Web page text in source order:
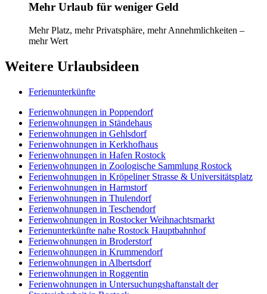
Mehr Urlaub für weniger Geld
Mehr Platz, mehr Privatsphäre, mehr Annehmlichkeiten –
mehr Wert
Weitere Urlaubsideen
Ferienunterkünfte
Ferienwohnungen in Poppendorf
Ferienwohnungen in Ständehaus
Ferienwohnungen in Gehlsdorf
Ferienwohnungen in Kerkhofhaus
Ferienwohnungen in Hafen Rostock
Ferienwohnungen in Zoologische Sammlung Rostock
Ferienwohnungen in Kröpeliner Strasse & Universitätsplatz
Ferienwohnungen in Harmstorf
Ferienwohnungen in Thulendorf
Ferienwohnungen in Teschendorf
Ferienwohnungen in Rostocker Weihnachtsmarkt
Ferienunterkünfte nahe Rostock Hauptbahnhof
Ferienwohnungen in Broderstorf
Ferienwohnungen in Krummendorf
Ferienwohnungen in Albertsdorf
Ferienwohnungen in Roggentin
Ferienwohnungen in Untersuchungshaftanstalt der